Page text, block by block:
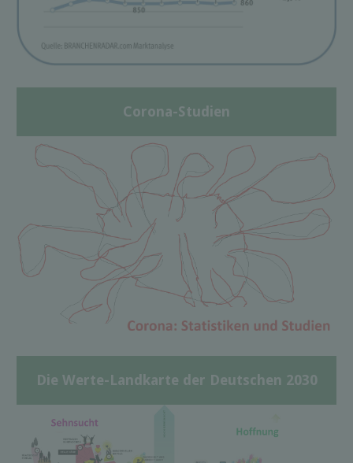
Corona-Studien
Die Werte-Landkarte der Deutschen 2030